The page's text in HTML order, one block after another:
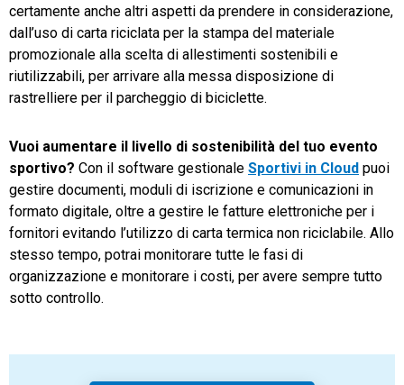
certamente anche altri aspetti da prendere in considerazione,
dall’uso di carta riciclata per la stampa del materiale
promozionale alla scelta di allestimenti sostenibili e
riutilizzabili, per arrivare alla messa disposizione di
rastrelliere per il parcheggio di biciclette.
Vuoi aumentare il livello di sostenibilità del tuo evento
sportivo? Con il software gestionale Sportivi in Cloud puoi
gestire documenti, moduli di iscrizione e comunicazioni in
formato digitale, oltre a gestire le fatture elettroniche per i
fornitori evitando l’utilizzo di carta termica non riciclabile. Allo
stesso tempo, potrai monitorare tutte le fasi di
organizzazione e monitorare i costi, per avere sempre tutto
sotto controllo.